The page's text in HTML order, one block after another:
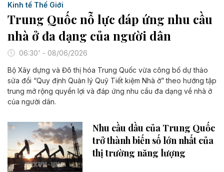
Kinh tế Thế Giới
Trung Quốc nỗ lực đáp ứng nhu cầu
nhà ở đa dạng của người dân
06:30' - 08/06/2026
Bộ Xây dựng và Đô thị hóa Trung Quốc vừa công bố dự thảo
sửa đổi “Quy định Quản lý Quỹ Tiết kiệm Nhà ở” theo hướng tập
trung mở rộng quyền lợi và đáp ứng nhu cầu đa dạng về nhà ở
của người dân.
Nhu cầu dầu của Trung Quốc
trở thành biến số lớn nhất của
thị trường năng lượng